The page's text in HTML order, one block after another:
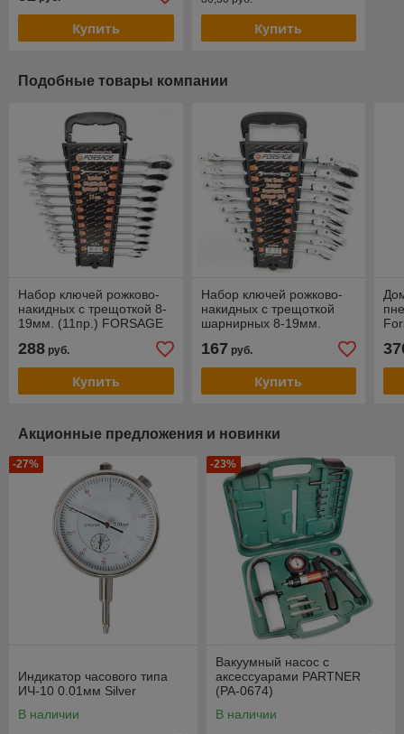
Купить Купить
Подобные товары компании
Набор ключей рожково-
накидных с трещоткой 8-
19мм. (11пр.) FORSAGE
288 руб.
Купить
Набор ключей рожково-
накидных с трещоткой
шарнирных 8-19мм.
(51112F)
167 руб.
Купить
Акционные предложения и новинки
-27%
Индикатор часового типа
ИЧ-10 0.01мм Silver
В наличии
-23%
Вакуумный насос с
аксессуарами PARTNER
(PA-0674)
В наличии